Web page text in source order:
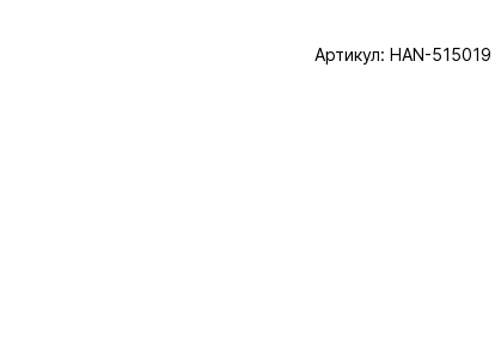
Артикул: HAN-515019